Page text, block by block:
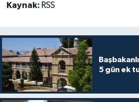
Kaynak: RSS
5 gün ek